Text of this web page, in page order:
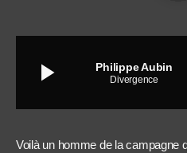
play_arrow Philippe Aubin
Divergence
Voilà un homme de la campagne